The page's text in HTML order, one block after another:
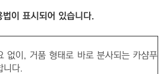
이 표시되어 있습니다.
없이, 거품 형태로 바로 분사되는 카샴푸
니다.